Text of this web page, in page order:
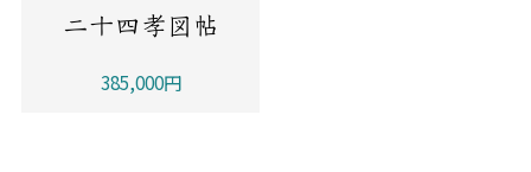
二十四孝図帖
385,000円